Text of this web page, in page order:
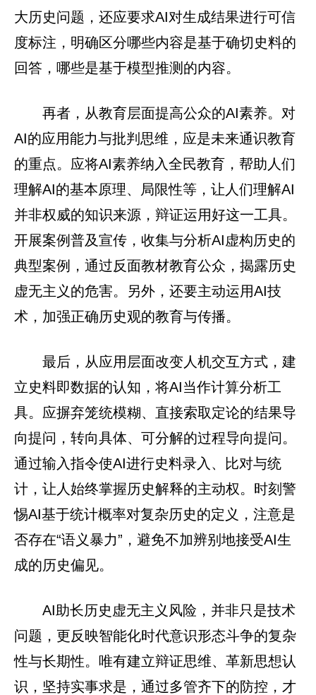
大历史问题，还应要求AI对生成结果进行可信
度标注，明确区分哪些内容是基于确切史料的
回答，哪些是基于模型推测的内容。
再者，从教育层面提高公众的AI素养。对
AI的应用能力与批判思维，应是未来通识教育
的重点。应将AI素养纳入全民教育，帮助人们
理解AI的基本原理、局限性等，让人们理解AI
并非权威的知识来源，辩证运用好这一工具。
开展案例普及宣传，收集与分析AI虚构历史的
典型案例，通过反面教材教育公众，揭露历史
虚无主义的危害。另外，还要主动运用AI技
术，加强正确历史观的教育与传播。
最后，从应用层面改变人机交互方式，建
立史料即数据的认知，将AI当作计算分析工
具。应摒弃笼统模糊、直接索取定论的结果导
向提问，转向具体、可分解的过程导向提问。
通过输入指令使AI进行史料录入、比对与统
计，让人始终掌握历史解释的主动权。时刻警
惕AI基于统计概率对复杂历史的定义，注意是
否存在“语义暴力”，避免不加辨别地接受AI生
成的历史偏见。
AI助长历史虚无主义风险，并非只是技术
问题，更反映智能化时代意识形态斗争的复杂
性与长期性。唯有建立辩证思维、革新思想认
识，坚持实事求是，通过多管齐下的防控，才